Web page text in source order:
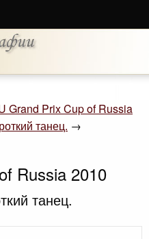
Grand Prix Cup of Russia
танец. →
Russia 2010
танец.